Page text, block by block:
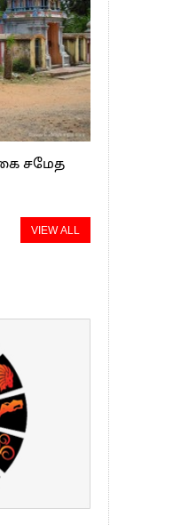
சமேத
VIEW ALL